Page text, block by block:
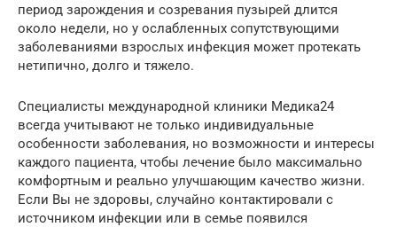
период зарождения и созревания пузырей длится
около недели, но у ослабленных сопутствующими
заболеваниями взрослых инфекция может протекать
нетипично, долго и тяжело.
Специалисты международной клиники Медика24
всегда учитывают не только индивидуальные
особенности заболевания, но возможности и интересы
каждого пациента, чтобы лечение было максимально
комфортным и реально улучшающим качество жизни.
Если Вы не здоровы, случайно контактировали с
источником инфекции или в семье появился